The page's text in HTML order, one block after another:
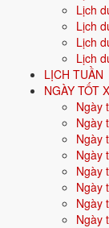
Lịch
Lịch
Lịch
Lịch
LỊCH TUẦN
NGÀY TỐT
Ngày
Ngày
Ngày
Ngày
Ngày
Ngày
Ngày
Ngày
Đạo, 12 Trực, 28
mới được xếp vào
theo tháng bất kỳ,
ngày sinh để lọc
1/10/2029đến
đẹp khác nhau.
Cưới hỏi: 11
13 ngày tốt ·
Ký hợp đồng:
Bấm vào từng